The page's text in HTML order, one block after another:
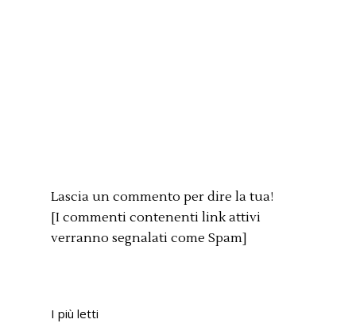
Lascia un commento per dire la tua!
[I commenti contenenti link attivi
verranno segnalati come Spam]
I più letti